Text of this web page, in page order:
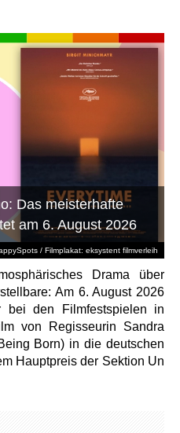
/ Filmplakat: eksystent filmverleih
Das meisterhafte
am 6. August 2026
Drama über
Am 6. August 2026
bei den Filmfestspielen in
von Regisseurin Sandra
Born) in die deutschen
Hauptpreis der Sektion Un